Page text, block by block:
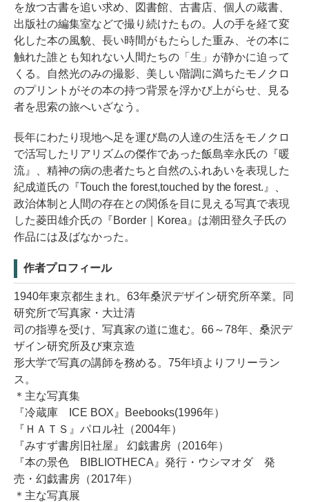
を放つ古書を追い求め、図書館、古書店、個人の蔵書、
出版社の編集室などで撮り続けたもの。人の手を経て変
化した本の風貌、長い時間がもたらした重み、その本に
触れた誰とも知れない人間たちの「生」が静かに迫って
くる。自然光のみの撮影、美しい階調に満ちたモノクロ
のプリントがその本の持つ背景を浮かび上がらせ、見る
者を思索の旅へいざなう。
長年にわたり現地へ足を運び島の人達の生活をモノクロ
で活写したリアリズムの傑作であった飯島幸永氏の『暖
流』、精神の病の患者たちと自然のふれあいを表現した
紀成道氏の『Touch the forest,touched by the forest.』、
政治体制と人間の存在との関係を目に見える写真で表現
した菱田雄介氏の『Border｜Korea』は潮田登久子氏の
作品には及ばなかった。
作者プロフィール
1940年東京都生まれ。63年桑沢デザイン研究所卒業。同
研究所で写真家・大辻清
司の指導を受け、写真家の道に進む。66～78年、桑沢デ
ザイン研究所及び東京造
形大学で写真の講師を務める。75年頃よりフリーラン
ス。
＊主な写真集
『冷蔵庫 ICE BOX』Beebooks(1996年）
『ＨＡＴＳ』パロル社（2004年）
『みすず書房旧社屋』 幻戯書房（2016年）
『本の景色 BIBLIOTHECA』発行・ウシマオダ 発
売・幻戯書房（2017年）
＊主な写真展